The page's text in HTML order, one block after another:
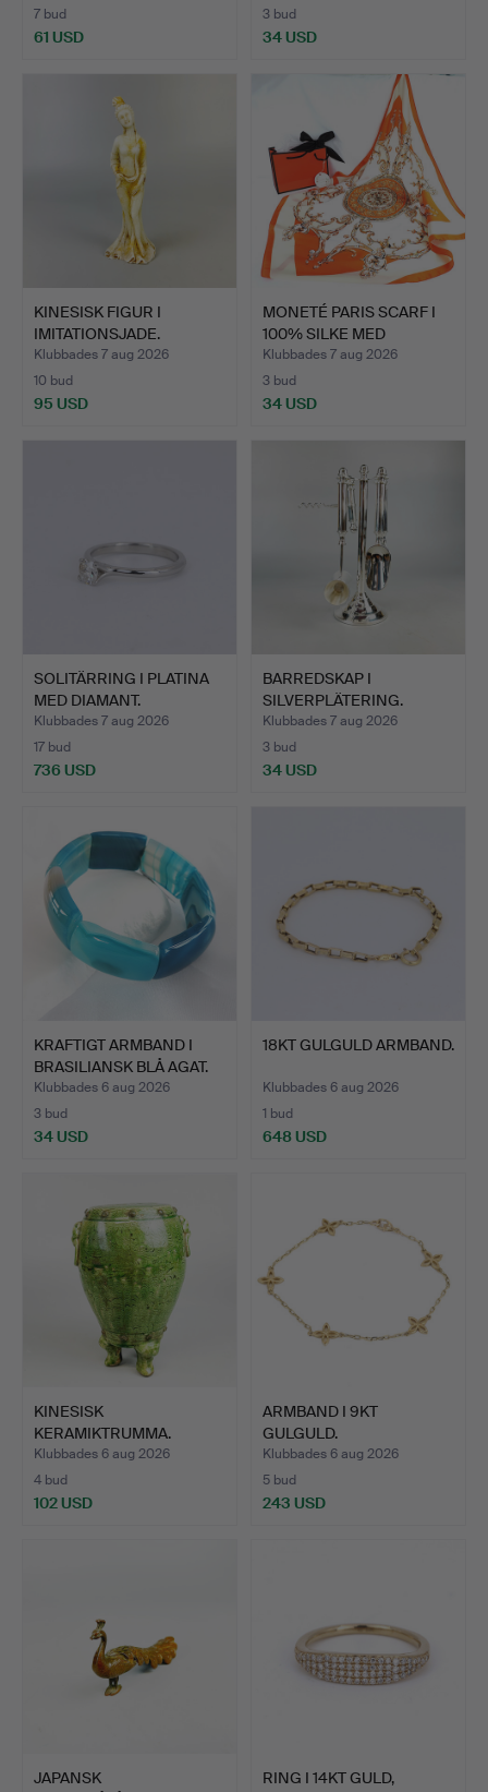
7 bud
61 USD
3 bud
34 USD
KINESISK FIGUR I
IMITATIONSJADE.
Klubbades 7 aug 2026
10 bud
95 USD
MONETÉ PARIS SCARF I
100% SILKE MED
BAROCK…
Klubbades 7 aug 2026
3 bud
34 USD
SOLITÄRRING I PLATINA
MED DIAMANT.
Klubbades 7 aug 2026
17 bud
736 USD
BARREDSKAP I
SILVERPLÄTERING.
Klubbades 7 aug 2026
3 bud
34 USD
KRAFTIGT ARMBAND I
BRASILIANSK BLÅ AGAT.
Klubbades 6 aug 2026
3 bud
34 USD
18KT GULGULD ARMBAND.
Klubbades 6 aug 2026
1 bud
648 USD
KINESISK
KERAMIKTRUMMA.
Klubbades 6 aug 2026
4 bud
102 USD
ARMBAND I 9KT
GULGULD.
Klubbades 6 aug 2026
5 bud
243 USD
JAPANSK
RING I 14KT GULD,